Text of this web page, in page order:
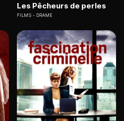
Les Pêcheurs de perles
FILMS DRAME